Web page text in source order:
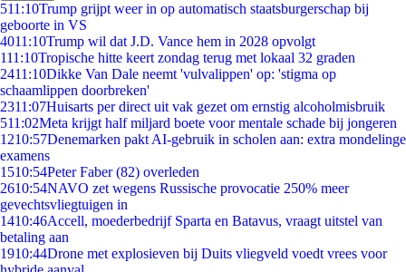
511:10Trump grijpt weer in op automatisch staatsburgerschap bij
geboorte in VS
4011:10Trump wil dat J.D. Vance hem in 2028 opvolgt
111:10Tropische hitte keert zondag terug met lokaal 32 graden
2411:10Dikke Van Dale neemt 'vulvalippen' op: 'stigma op
schaamlippen doorbreken'
2311:07Huisarts per direct uit vak gezet om ernstig alcoholmisbruik
511:02Meta krijgt half miljard boete voor mentale schade bij jongeren
1210:57Denemarken pakt AI-gebruik in scholen aan: extra mondelinge
examens
1510:54Peter Faber (82) overleden
2610:54NAVO zet wegens Russische provocatie 250% meer
gevechtsvliegtuigen in
1410:46Accell, moederbedrijf Sparta en Batavus, vraagt uitstel van
betaling aan
1910:44Drone met explosieven bij Duits vliegveld voedt vrees voor